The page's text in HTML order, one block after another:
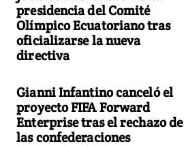
presidencia del Comité
Olímpico Ecuatoriano tras
oficializarse la nueva
directiva
Gianni Infantino canceló el
proyecto FIFA Forward
Enterprise tras el rechazo de
las confederaciones